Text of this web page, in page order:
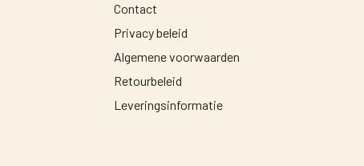
Contact
Privacy beleid
Algemene voorwaarden
Retourbeleid
Leveringsinformatie